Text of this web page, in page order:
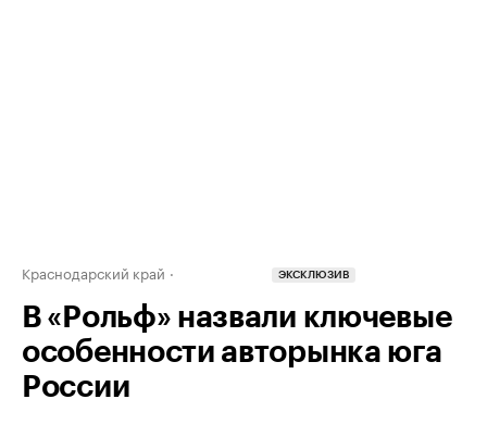
Краснодарский край ЭКСКЛЮЗИВ
В «Рольф» назвали ключевые
особенности авторынка юга
России